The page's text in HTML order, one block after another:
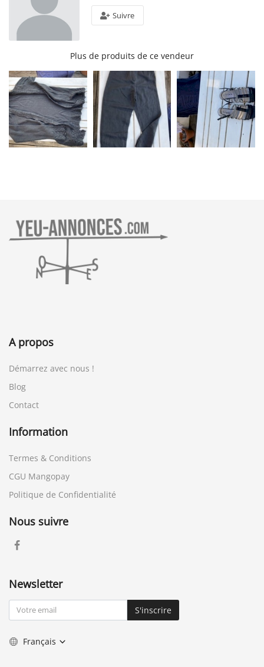
Suivre
Plus de produits de ce vendeur
A propos
Démarrez avec nous !
Blog
Contact
Information
Termes & Conditions
CGU Mangopay
Politique de Confidentialité
Nous suivre
Newsletter
S'inscrire
Français